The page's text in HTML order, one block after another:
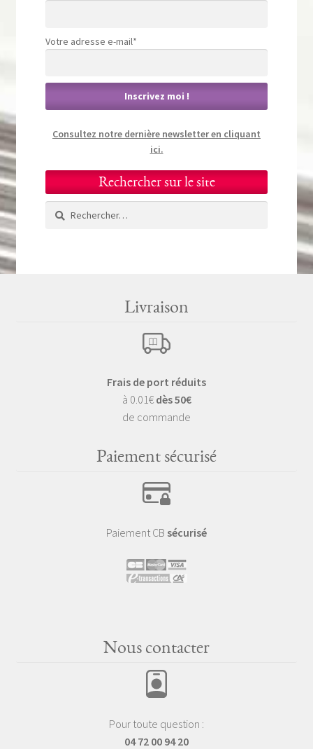
Votre adresse e-mail*
Consultez notre dernière newsletter en cliquant
ici.
Rechercher sur le site
Rechercher :
Livraison
Frais de port réduits
à 0.01€ dès 50€
de commande
Paiement sécurisé
Paiement CB sécurisé
Nous contacter
Pour toute question :
04 72 00 94 20